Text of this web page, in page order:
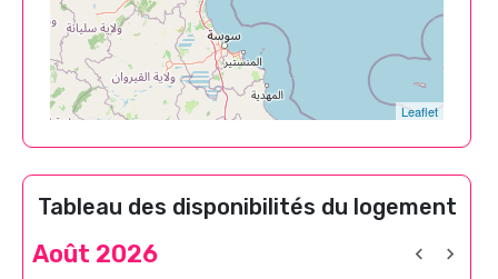
Leaflet
Tableau des disponibilités du logement
Août 2026